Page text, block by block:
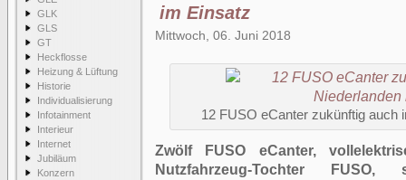
GLK
GLS
GT
Heckflosse
Heizung & Lüftung
Historie
Individualisierung
Infotainment
Interieur
Internet
Jubiläum
Konzern
im Einsatz
Mittwoch, 06. Juni 2018
12 FUSO eCanter zukünftig auch
Zwölf FUSO eCanter,
Nutzfahrzeug-Tochter